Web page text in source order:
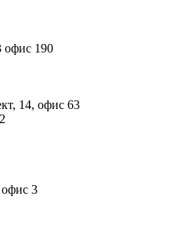
офис 190
14, офис 63
офис 3